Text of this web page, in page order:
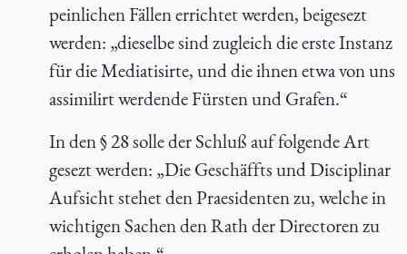
peinlichen Fällen errichtet werden, beigesezt
werden: „dieselbe sind zugleich die erste Instanz
für die Mediatisirte, und die ihnen etwa von uns
assimilirt werdende Fürsten und Grafen.“
In den § 28 solle der Schluß auf folgende Art
gesezt werden: „Die Geschäffts und Disciplinar
Aufsicht stehet den Praesidenten zu, welche in
wichtigen Sachen den Rath der Directoren zu